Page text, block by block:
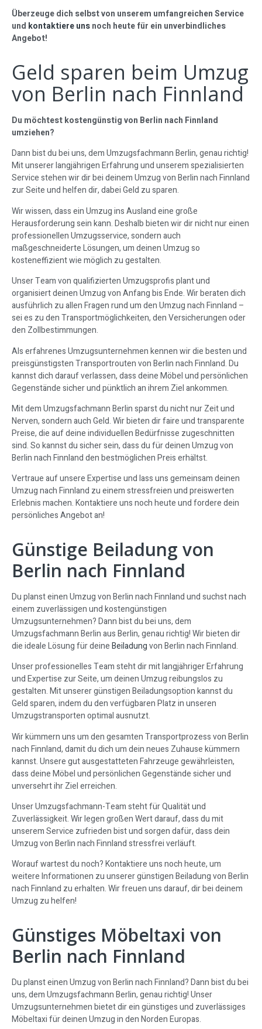
Überzeuge dich selbst von unserem umfangreichen Service
und kontaktiere unsnoch heute für ein unverbindliches
Angebot!
Geld sparen beim Umzug
von Berlin nach Finnland
Du möchtest kostengünstig von Berlin nach Finnland
umziehen?
Dann bist du bei uns, dem Umzugsfachmann Berlin, genau richtig!
Mit unserer langjährigen Erfahrung und unserem spezialisierten
Service stehen wir dir bei deinem Umzug von Berlin nach Finnland
zur Seite und helfen dir, dabei Geld zu sparen.
Wir wissen, dass ein Umzug ins Ausland eine große
Herausforderung sein kann. Deshalb bieten wir dir nicht nur einen
professionellen Umzugsservice, sondern auch
maßgeschneiderte Lösungen, um deinen Umzug so
kosteneffizient wie möglich zu gestalten.
Unser Team von qualifizierten Umzugsprofis plant und
organisiert deinen Umzug von Anfang bis Ende. Wir beraten dich
ausführlich zu allen Fragen rund um den Umzug nach Finnland –
sei es zu den Transportmöglichkeiten, den Versicherungen oder
den Zollbestimmungen.
Als erfahrenes Umzugsunternehmen kennen wir die besten und
preisgünstigsten Transportrouten von Berlin nach Finnland. Du
kannst dich darauf verlassen, dass deine Möbel und persönlichen
Gegenstände sicher und pünktlich an ihrem Ziel ankommen.
Mit dem Umzugsfachmann Berlin sparst du nicht nur Zeit und
Nerven, sondern auch Geld. Wir bieten dir faire und transparente
Preise, die auf deine individuellen Bedürfnisse zugeschnitten
sind. So kannst du sicher sein, dass du für deinen Umzug von
Berlin nach Finnland den bestmöglichen Preis erhältst.
Vertraue auf unsere Expertise und lass uns gemeinsam deinen
Umzug nach Finnland zu einem stressfreien und preiswerten
Erlebnis machen. Kontaktiere uns noch heute und fordere dein
persönliches Angebot an!
Günstige Beiladung von
Berlin nach Finnland
Du planst einen Umzug von Berlin nach Finnland und suchst nach
einem zuverlässigen und kostengünstigen
Umzugsunternehmen? Dann bist du bei uns, dem
Umzugsfachmann Berlin aus Berlin, genau richtig! Wir bieten dir
die ideale Lösung für deineBeiladungvon Berlin nach Finnland.
Unser professionelles Team steht dir mit langjähriger Erfahrung
und Expertise zur Seite, um deinen Umzug reibungslos zu
gestalten. Mit unserer günstigen Beiladungsoption kannst du
Geld sparen, indem du den verfügbaren Platz in unseren
Umzugstransporten optimal ausnutzt.
Wir kümmern uns um den gesamten Transportprozess von Berlin
nach Finnland, damit du dich um dein neues Zuhause kümmern
kannst. Unsere gut ausgestatteten Fahrzeuge gewährleisten,
dass deine Möbel und persönlichen Gegenstände sicher und
unversehrt ihr Ziel erreichen.
Unser Umzugsfachmann-Team steht für Qualität und
Zuverlässigkeit. Wir legen großen Wert darauf, dass du mit
unserem Service zufrieden bist und sorgen dafür, dass dein
Umzug von Berlin nach Finnland stressfrei verläuft.
Worauf wartest du noch? Kontaktiere uns noch heute, um
weitere Informationen zu unserer günstigen Beiladung von Berlin
nach Finnland zu erhalten. Wir freuen uns darauf, dir bei deinem
Umzug zu helfen!
Günstiges Möbeltaxi von
Berlin nach Finnland
Du planst einen Umzug von Berlin nach Finnland? Dann bist du bei
uns, dem Umzugsfachmann Berlin, genau richtig! Unser
Umzugsunternehmen bietet dir ein günstiges und zuverlässiges
Möbeltaxi für deinen Umzug in den Norden Europas.